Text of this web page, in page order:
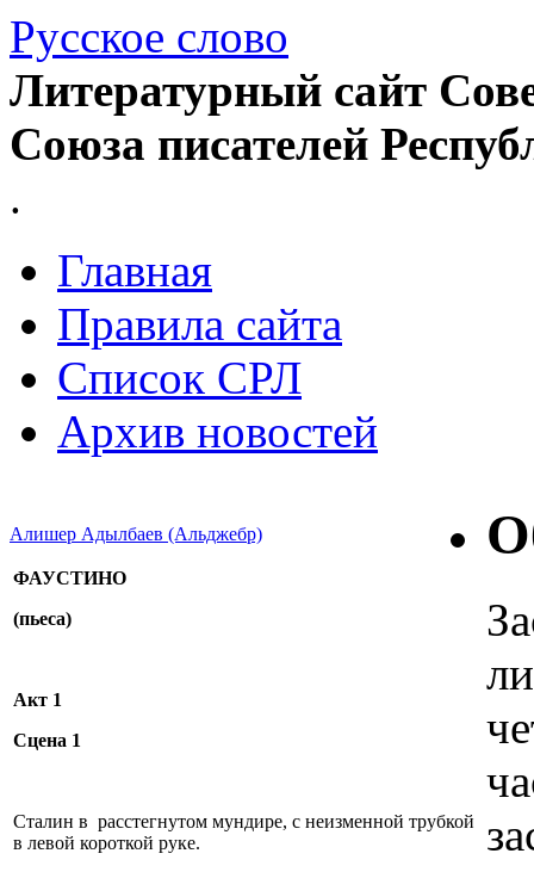
Русское слово
Литературный сайт
Союза писателей
.
Главная
Правила сайта
Список СРЛ
Архив новостей
Алишер Адылбаев (Альджебр)
ФАУСТИНО
(пьеса)
Акт 1
Сцена 1
Сталин в расстегнутом мундире, с неизменной трубкой
в левой короткой руке.